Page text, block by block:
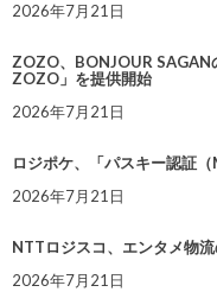
2026年7月21日
ZOZO、BONJOUR
ZOZO」を提供開始
2026年7月21日
ロジポケ、「パスキー認証
2026年7月21日
NTTロジスコ、エンタメ物
2026年7月21日